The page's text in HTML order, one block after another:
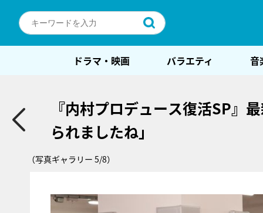
ドラマ・映画 バラエティ 音
『内村プロデュース復活SP』
られましたね」
（写真ギャラリー 5/8）